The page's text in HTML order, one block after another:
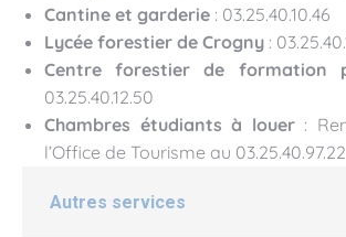
Cantine et garderie : 03.25.40.10.46
Lycée forestier de Crogny :
Centre forestier de formation
03.25.40.12.50
Chambres étudiants à louer:
l’Office de Tourisme au 03.25.40.97.22
Autres services